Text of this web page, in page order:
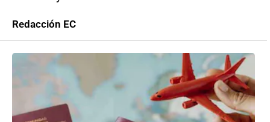
Redacción EC